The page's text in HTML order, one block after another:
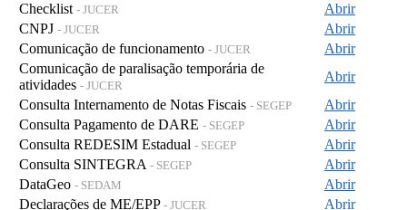
Checklist - JUCER
Abrir
CNPJ - JUCER
Abrir
Comunicação de funcionamento - JUCER
Abrir
Comunicação de paralisação temporária de
atividades - JUCER
Abrir
Consulta Internamento de Notas Fiscais - SEGEP
Abrir
Consulta Pagamento de DARE - SEGEP
Abrir
Consulta REDESIM Estadual - SEGEP
Abrir
Consulta SINTEGRA - SEGEP
Abrir
DataGeo - SEDAM
Abrir
Declarações de ME/EPP - JUCER Abrir